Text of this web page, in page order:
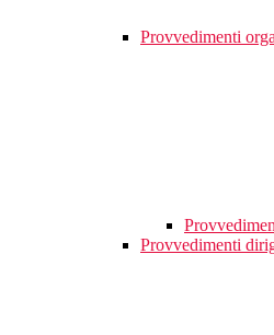
Provvedimenti
Provvedimenti